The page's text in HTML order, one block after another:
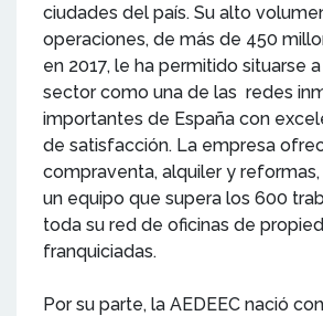
ciudades del país. Su alto
operaciones, de más de 450
en 2017, le ha permitido situarse
sector como una de las redes
importantes de España con
de satisfacción. La empresa
compraventa, alquiler y
un equipo que supera los 600
toda su red de oficinas de
franquiciadas.
Por su parte, la AEDEEC nació